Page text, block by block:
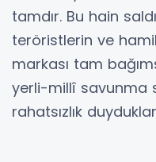
tamdır. Bu hain
teröristlerin ve
markası tam
yerli-millî savunma
rahatsızlık